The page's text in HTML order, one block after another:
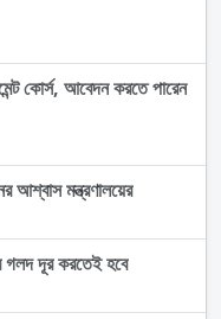
কোর্স, আবেদন করতে পারেন
আশ্বাস মন্ত্রণালয়ের
গলদ দূর করতেই হবে